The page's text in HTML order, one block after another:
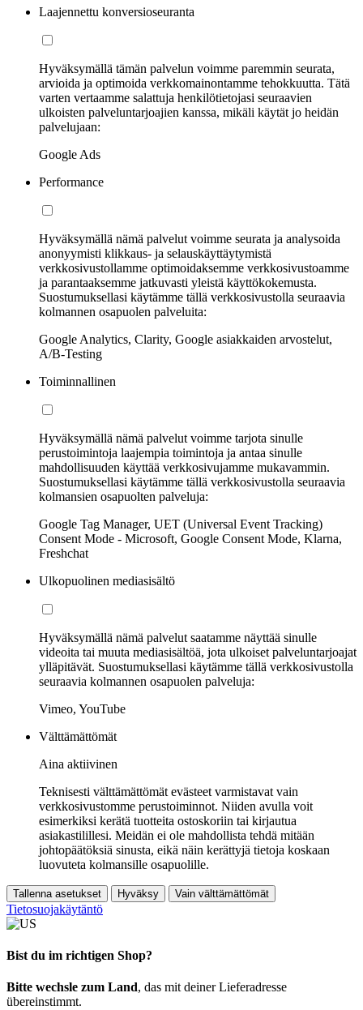
Laajennettu konversioseuranta
Hyväksymällä tämän palvelun voimme paremmin seurata,
arvioida ja optimoida verkkomainontamme tehokkuutta. Tätä
varten vertaamme salattuja henkilötietojasi seuraavien
ulkoisten palveluntarjoajien kanssa, mikäli käytät jo heidän
palvelujaan:
Google Ads
Performance
Hyväksymällä nämä palvelut voimme seurata ja analysoida
anonyymisti klikkaus- ja selauskäyttäytymistä
verkkosivustollamme optimoidaksemme verkkosivustoamme
ja parantaaksemme jatkuvasti yleistä käyttökokemusta.
Suostumuksellasi käytämme tällä verkkosivustolla seuraavia
kolmannen osapuolen palveluita:
Google Analytics, Clarity, Google asiakkaiden arvostelut,
A/B-Testing
Toiminnallinen
Hyväksymällä nämä palvelut voimme tarjota sinulle
perustoimintoja laajempia toimintoja ja antaa sinulle
mahdollisuuden käyttää verkkosivujamme mukavammin.
Suostumuksellasi käytämme tällä verkkosivustolla seuraavia
kolmansien osapuolten palveluja:
Google Tag Manager, UET (Universal Event Tracking)
Consent Mode - Microsoft, Google Consent Mode, Klarna,
Freshchat
Ulkopuolinen mediasisältö
Hyväksymällä nämä palvelut saatamme näyttää sinulle
videoita tai muuta mediasisältöä, jota ulkoiset palveluntarjoajat
ylläpitävät. Suostumuksellasi käytämme tällä verkkosivustolla
seuraavia kolmannen osapuolen palveluja:
Vimeo, YouTube
Välttämättömät
Aina aktiivinen
Teknisesti välttämättömät evästeet varmistavat vain
verkkosivustomme perustoiminnot. Niiden avulla voit
esimerkiksi kerätä tuotteita ostoskoriin tai kirjautua
asiakastilillesi. Meidän ei ole mahdollista tehdä mitään
johtopäätöksiä sinusta, eikä näin kerättyjä tietoja koskaan
luovuteta kolmansille osapuolille.
Tallenna asetukset Hyväksy Vain välttämättömät
Tietosuojakäytäntö
Bist du im richtigen Shop?
Bitte wechsle zum Land, das mit deiner Lieferadresse
übereinstimmt.